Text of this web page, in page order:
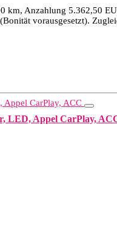
km, Anzahlung 5.362,50
vorausgesetzt).
LED, Appel CarPlay,